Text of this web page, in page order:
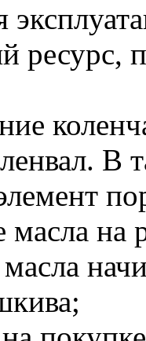
ресурс,
В
масла на